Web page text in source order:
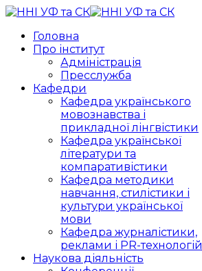
Головна
Про інститут
Адміністрація
Пресслужба
Кафедри
Кафедра українського
мовознавства і
прикладної лінгвістики
Кафедра української
літератури та
компаративістики
Кафедра методики
навчання, стилістики і
культури української
мови
Кафедра журналістики,
реклами і PR-технологій
Наукова діяльність